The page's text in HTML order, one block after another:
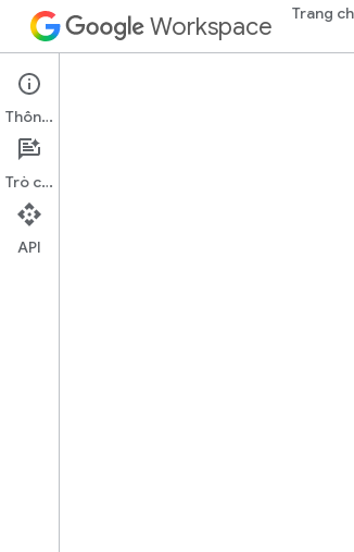
Workspace Trang
Google Drive
Tổng quan
Thông tin
Trò chuyện
API